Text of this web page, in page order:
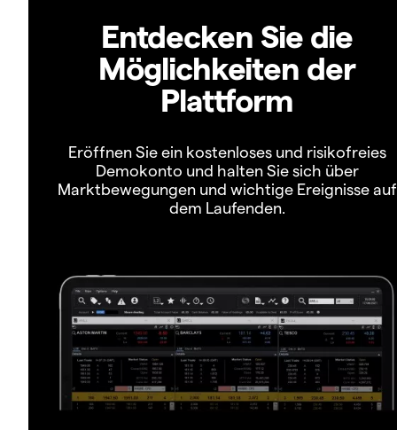
Entdecken Sie die
Möglichkeiten der
Plattform
Eröffnen Sie ein kostenloses und risikofreies
Demokonto und halten Sie sich über
Marktbewegungen und wichtige Ereignisse auf
dem Laufenden.